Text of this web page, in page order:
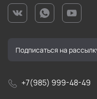
+7(985) 999-48-49